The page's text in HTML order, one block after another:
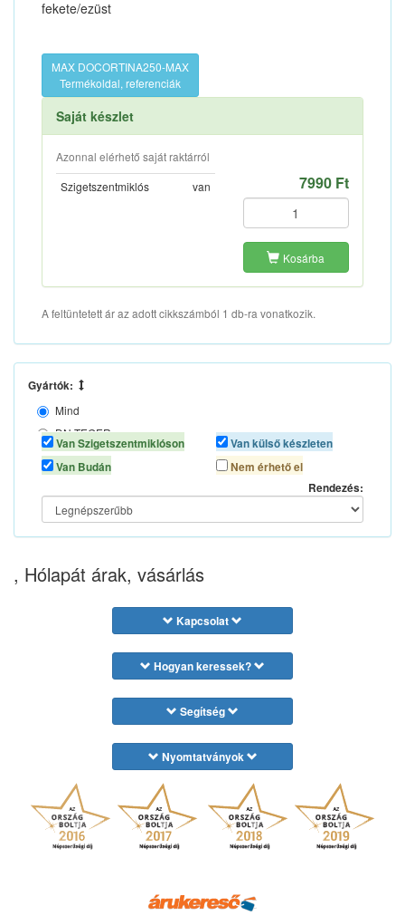
fekete/ezüst
MAX DOCORTINA250-MAX
Termékoldal, referenciák
Saját készlet
Azonnal elérhető saját raktárról
Szigetszentmiklós
van 7990 Ft
Kosárba
A feltüntetett ár az adott cikkszámból 1 db-ra vonatkozik.
Gyártók:
Mind
DN TEGER
MAX
Van Szigetszentmiklóson
Van Budán
Van külső készleten
Nem érhető el
Rendezés:
, Hólapát árak, vásárlás
Kapcsolat
Hogyan keressek?
Segítség
Nyomtatványok